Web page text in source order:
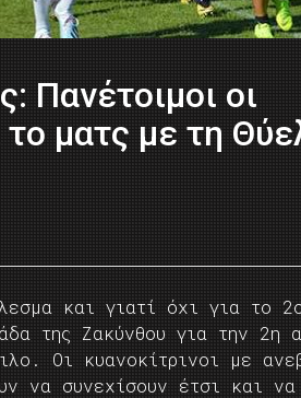
Πανέτοιμοι οι
το ματς με τη
και γιατί όχι για το
της Ζακύνθου για την 2η
Οι κυανοκίτρινοι με
να συνεχίσουν έτσι και